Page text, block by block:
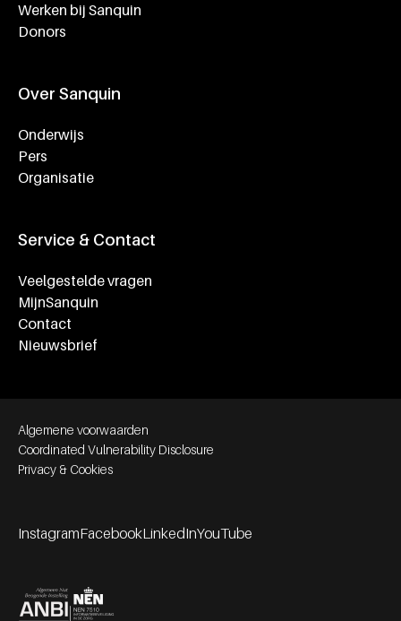
Werken bij Sanquin
Donors
Over Sanquin
Onderwijs
Pers
Organisatie
Service & Contact
Veelgestelde vragen
MijnSanquin
Contact
Nieuwsbrief
Footer bottom navigation
Algemene voorwaarden
Coordinated Vulnerability Disclosure
Privacy & Cookies
InstagramFacebookLinkedInYouTube
Partners